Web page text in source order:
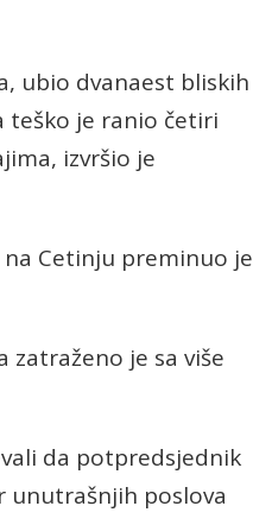
ubio dvanaest bliskih
teško je ranio četiri
izvršio je
Cetinju preminuo je
je sa više
da potpredsjednik
unutrašnjih poslova